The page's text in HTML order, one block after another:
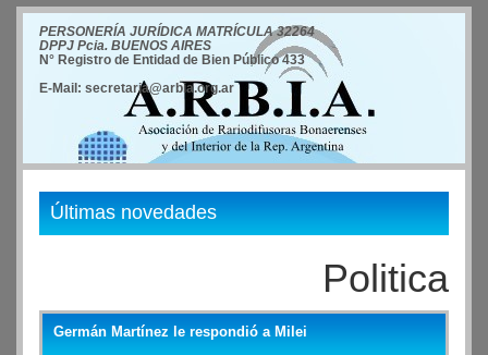
PERSONERÍA JURÍDICA MATRÍCULA 32264
DPPJ Pcia. BUENOS AIRES
N° Registro de Entidad de Bien Público 433
E-Mail: secretaria@arbia.org.ar
Últimas novedades
Politica
Germán Martínez le respondió a Milei